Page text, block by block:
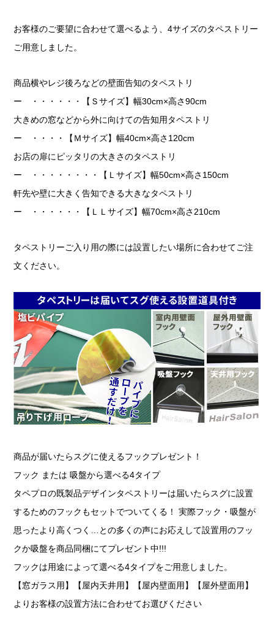
お客様のご要望に合わせて選べるよう、4サイズのタペストリー
ご用意しました。
商品横やレジ後ろなどの壁面告知のタペストリ
ー ・・・・・・【Ｓサイズ】幅30cm×高さ90cm
大きめの窓などから外に向けての告知用タペストリ
ー ・・・・【Ｍサイズ】幅40cm×高さ120cm
お店の扉にピッタリの大きさのタペストリ
ー ・・・・・・・・【Ｌサイズ】幅50cm×高さ150cm
軒先や壁に大きく告知できる大きなタペストリ
ー ・・・・・・【ＬＬサイズ】幅70cm×高さ210cm
タペストリーご入り用の際には設置したい場所に合わせてご注
文ください。
商品が届いたらスグに使えるフックプレゼント！
フック または 吸盤から選べる4タイプ
タペプロの既製品デザインタペストリーは届いたらスグに設置
するためのフックもセットでついてくる！ 実際フック・吸盤が
思ったより高くつく…との多くの声にお応えして設置用のフッ
クか吸盤を商品同梱にてプレゼント中!!!
フックは用途によって選べる4タイプをご用意しました。
【窓ガラス用】【屋内天井用】【屋内壁面用】【屋外壁面用】
よりお客様の設置方法に合わせてお選びください